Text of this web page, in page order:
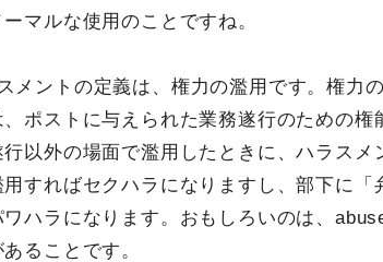
マルな使用のことですね。
メントの定義は、権力の濫用です。権力
、ポストに与えられた業務遂行のための権
行以外の場面で濫用したときに、ハラス
用すればセクハラになりますし、部下に
ワハラになります。おもしろいのは、
ることです。